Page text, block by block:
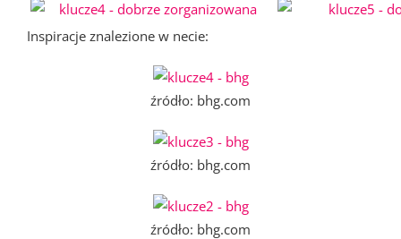
Inspiracje znalezione w necie:
źródło: bhg.com
źródło: bhg.com
źródło: bhg.com